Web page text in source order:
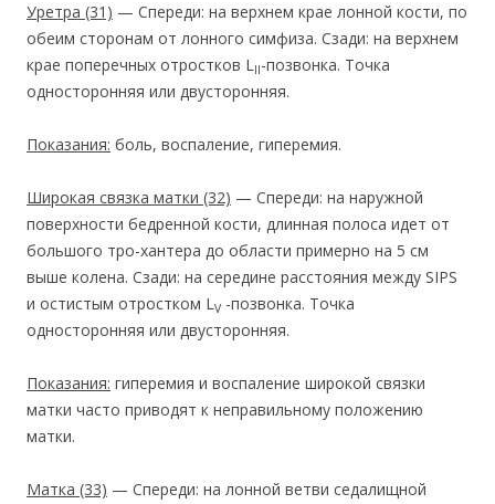
Уретра (31) — Спереди: на верхнем крае лонной кости, по
обеим сторонам от лонного симфиза. Сзади: на верхнем
крае поперечных отростков LII-позвонка. Точка
односторонняя или двусторонняя.
Показания: боль, воспаление, гиперемия.
Широкая связка матки (32) — Спереди: на наружной
поверхности бедренной кости, длинная полоса идет от
большого тро-хантера до области примерно на 5 см
выше колена. Сзади: на середине расстояния между SIPS
и остистым отростком LV -позвонка. Точка
односторонняя или двусторонняя.
Показания: гиперемия и воспаление широкой связки
матки часто приводят к неправильному положению
матки.
Матка (33) — Спереди: на лонной ветви седалищной